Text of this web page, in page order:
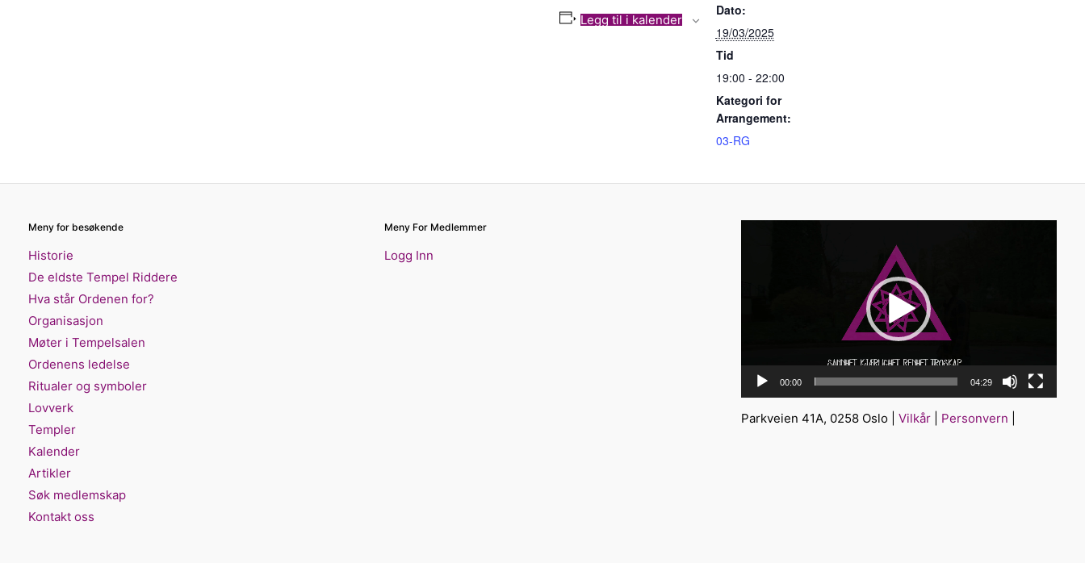
Legg til i kalender
Dato:
19/03/2025
Tid
19:00 - 22:00
Kategori for
Arrangement:
03-RG
Meny for besøkende
Historie
De eldste Tempel Riddere
Hva står Ordenen for?
Organisasjon
Møter i Tempelsalen
Ordenens ledelse
Ritualer og symboler
Lovverk
Templer
Kalender
Artikler
Søk medlemskap
Kontakt oss
Meny For Medlemmer
Logg Inn
00:00 04:29
Parkveien 41A, 0258 Oslo | Vilkår| Personvern